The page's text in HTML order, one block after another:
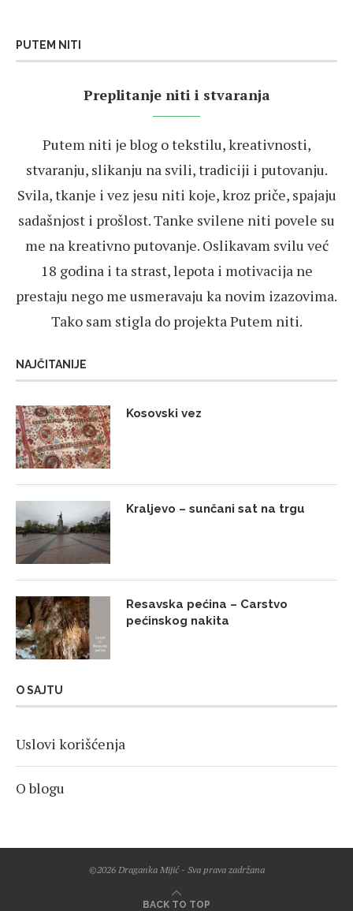
PUTEM NITI
Preplitanje niti i stvaranja
Putem niti je blog o tekstilu, kreativnosti,
stvaranju, slikanju na svili, tradiciji i putovanju.
Svila, tkanje i vez jesu niti koje, kroz priče, spajaju
sadašnjost i prošlost. Tanke svilene niti povele su
me na kreativno putovanje. Oslikavam svilu već
18 godina i ta strast, lepota i motivacija ne
prestaju nego me usmeravaju ka novim izazovima.
Tako sam stigla do projekta Putem niti.
NAJČITANIJE
Kosovski vez
Kraljevo – sunčani sat na trgu
Resavska pećina – Carstvo
pećinskog nakita
O SAJTU
Uslovi korišćenja
O blogu
©2026 Draganka Mijić - Sva prava zadržana
BACK TO TOP